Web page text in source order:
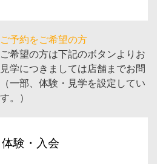
予約をご希望の方
希望の方は下記のボタンよりお
学につきましては店舗までお問
一部、体験・見学を設定してい
。）
体験・入会